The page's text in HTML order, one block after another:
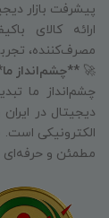
پیشرفت بازار
ارائه کالای
مصرف‌کننده،
🚀 **چشم‌انداز
چشم‌انداز ما
دیجیتال در
الکترونیکی است.
مطمئن و حرفه‌ای